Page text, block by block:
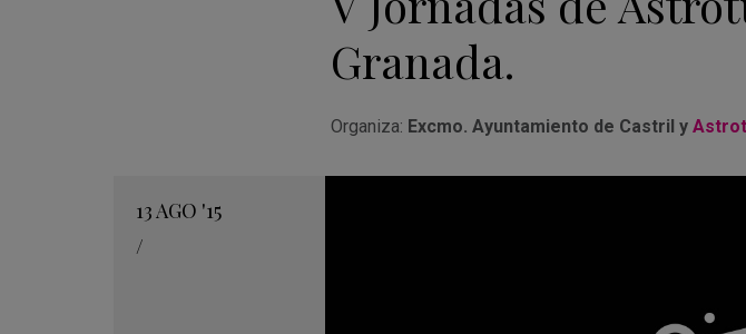
Granada.
Organiza: Excmo. Ayuntamiento de Castril y
13AGO '15
/